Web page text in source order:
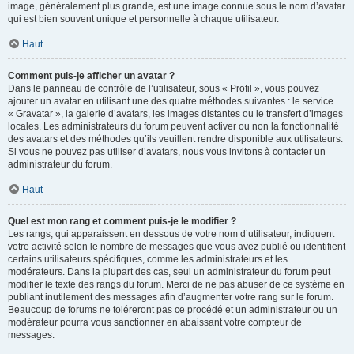
image, généralement plus grande, est une image connue sous le nom d’avatar
qui est bien souvent unique et personnelle à chaque utilisateur.
Haut
Comment puis-je afficher un avatar ?
Dans le panneau de contrôle de l’utilisateur, sous « Profil », vous pouvez
ajouter un avatar en utilisant une des quatre méthodes suivantes : le service
« Gravatar », la galerie d’avatars, les images distantes ou le transfert d’images
locales. Les administrateurs du forum peuvent activer ou non la fonctionnalité
des avatars et des méthodes qu’ils veuillent rendre disponible aux utilisateurs.
Si vous ne pouvez pas utiliser d’avatars, nous vous invitons à contacter un
administrateur du forum.
Haut
Quel est mon rang et comment puis-je le modifier ?
Les rangs, qui apparaissent en dessous de votre nom d’utilisateur, indiquent
votre activité selon le nombre de messages que vous avez publié ou identifient
certains utilisateurs spécifiques, comme les administrateurs et les
modérateurs. Dans la plupart des cas, seul un administrateur du forum peut
modifier le texte des rangs du forum. Merci de ne pas abuser de ce système en
publiant inutilement des messages afin d’augmenter votre rang sur le forum.
Beaucoup de forums ne toléreront pas ce procédé et un administrateur ou un
modérateur pourra vous sanctionner en abaissant votre compteur de
messages.